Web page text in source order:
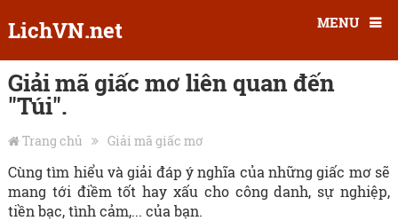
LichVN.net MENU
Giải mã giấc mơ liên quan đến
"Túi".
Trang chủ Giải mã giấc mơ
Cùng tìm hiểu và giải đáp ý nghĩa của những giấc mơ sẽ
mang tới điềm tốt hay xấu cho công danh, sự nghiệp,
tiền bạc, tình cảm,... của bạn.